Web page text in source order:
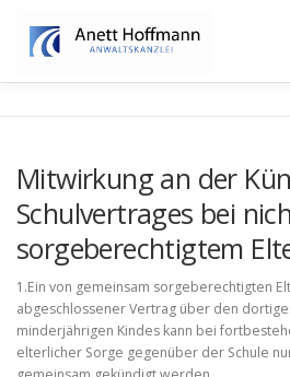
Inhalt
springen
ERBRECHT
Mitwirkung an der
Schulvertrages bei
sorgeberechtigtem
1.Ein von gemeinsam sorgeberechtigten
abgeschlossener Vertrag über den
minderjährigen Kindes kann bei
elterlicher Sorge gegenüber der Schule